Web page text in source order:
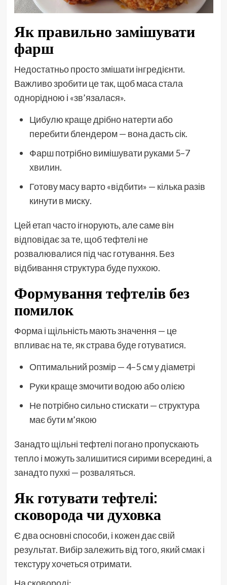
Як правильно замішувати
фарш
Недостатньо просто змішати інгредієнти.
Важливо зробити це так, щоб маса стала
однорідною і «зв’язалася».
Цибулю краще дрібно натерти або
перебити блендером — вона дасть сік.
Фарш потрібно вимішувати руками 5–7
хвилин.
Готову масу варто «відбити» — кілька разів
кинути в миску.
Цей етап часто ігнорують, але саме він
відповідає за те, щоб тефтелі не
розвалювалися під час готування. Без
відбивання структура буде пухкою.
Формування тефтелів без
помилок
Форма і щільність мають значення — це
впливає на те, як страва буде готуватися.
Оптимальний розмір — 4–5 см у діаметрі
Руки краще змочити водою або олією
Не потрібно сильно стискати — структура
має бути м’якою
Занадто щільні тефтелі погано пропускають
тепло і можуть залишитися сирими всередині, а
занадто пухкі — розваляться.
Як готувати тефтелі:
сковорода чи духовка
Є два основні способи, і кожен дає свій
результат. Вибір залежить від того, який смак і
текстуру хочеться отримати.